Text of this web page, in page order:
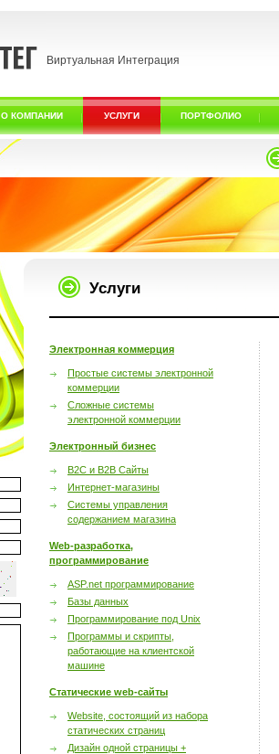
Виртуальная Интеграция
О КОМПАНИИ УСЛУГИ ПОРТФОЛИО
Услуги
Электронная коммерция
Простые системы электронной
коммерции
Сложные системы
электронной коммерции
Электронный бизнес
B2C и B2B Сайты
Интернет-магазины
Системы управления
содержанием магазина
Web-разработка,
программирование
ASP.net программирование
Базы данных
Программирование под Unix
Программы и скрипты,
работающие на клиентской
машине
Статические web-сайты
Website, состоящий из набора
статических страниц
Дизайн одной страницы +